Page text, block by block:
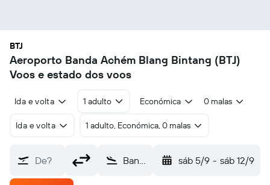
BTJ
Aeroporto Banda Achém Blang Bintang (BTJ)
Voos e estado dos voos
Ida e volta 1 adulto Económica 0 malas
Ida e volta 1 adulto, Económica, 0 malas
De? Banda Achém Blang Bintang (BTJ) sáb 5/9 - sáb 12/9